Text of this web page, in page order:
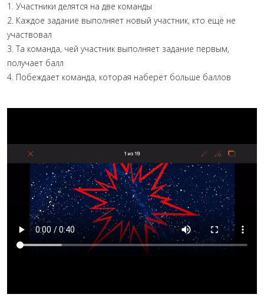
1. Участники делятся на две команды
2. Каждое задание выполняет новый участник, кто ещё не
участвовал
3. Та команда, чей участник выполняет задание первым,
получает балл
4. Побеждает команда, которая наберёт больше баллов